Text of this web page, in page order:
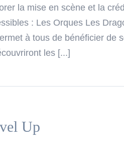
la mise en scène et la
: Les Orques Les
à tous de bénéficier de
les [...]
Up